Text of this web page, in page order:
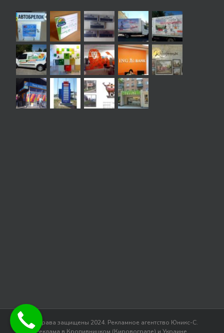
Все права защищены 2024. Рекламное агентство Юникс-С.